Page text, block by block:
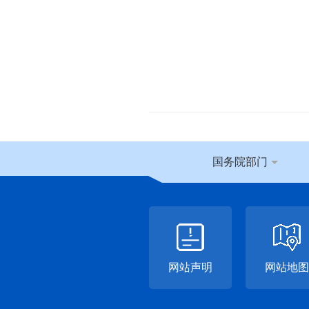
国务院部门
网站声明 网站地图